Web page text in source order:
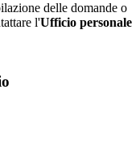
delle domande o
l'Ufficio personale